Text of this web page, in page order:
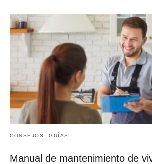
CONSEJOS GUÍAS
Manual de mantenimiento de